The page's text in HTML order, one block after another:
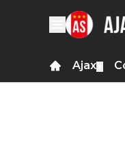
Ajax